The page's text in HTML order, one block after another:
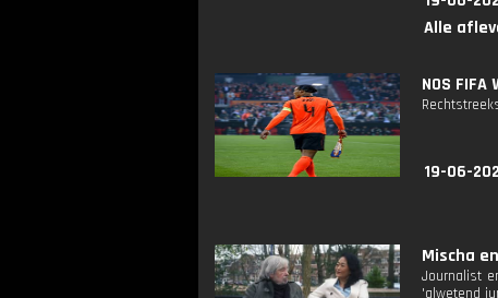
Alle
NOS
19-06-
Mischa
Journalist
'alwetend